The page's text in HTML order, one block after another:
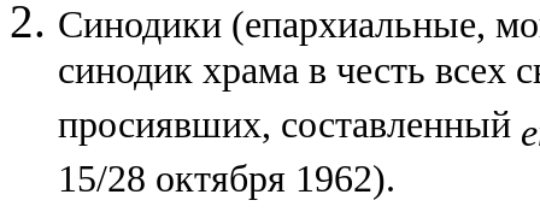
Синодики (епархиальные,
синодик храма в честь всех
просиявших, составленный
15/28 октября 1962).